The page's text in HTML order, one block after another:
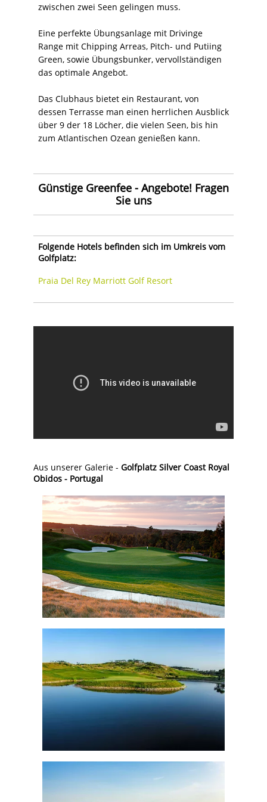
zwischen zwei Seen gelingen muss.
Eine perfekte Übungsanlage mit Drivinge
Range mit Chipping Arreas, Pitch- und Putiing
Green, sowie Übungsbunker, vervollständigen
das optimale Angebot.
Das Clubhaus bietet ein Restaurant, von
dessen Terrasse man einen herrlichen Ausblick
über 9 der 18 Löcher, die vielen Seen, bis hin
zum Atlantischen Ozean genießen kann.
Günstige Greenfee - Angebote! Fragen
Sie uns
Folgende Hotels befinden sich im Umkreis vom
Golfplatz:
Praia Del Rey Marriott Golf Resort
Aus unserer Galerie - Golfplatz Silver Coast Royal
Obidos - Portugal